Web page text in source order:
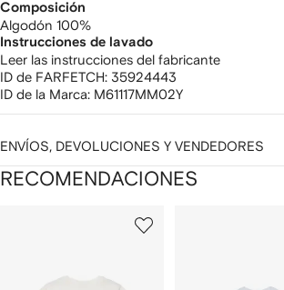
Composición
Algodón 100%
Instrucciones de lavado
Leer las instrucciones del fabricante
ID de FARFETCH: 35924443
ID de la Marca: M61117MM02Y
ENVÍOS, DEVOLUCIONES Y VENDEDORES
RECOMENDACIONES